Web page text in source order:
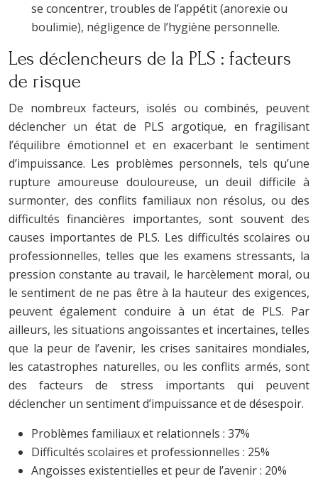
se concentrer, troubles de l’appétit (anorexie ou
boulimie), négligence de l’hygiène personnelle.
Les déclencheurs de la PLS : facteurs
de risque
De nombreux facteurs, isolés ou combinés, peuvent
déclencher un état de PLS argotique, en fragilisant
l’équilibre émotionnel et en exacerbant le sentiment
d’impuissance. Les problèmes personnels, tels qu’une
rupture amoureuse douloureuse, un deuil difficile à
surmonter, des conflits familiaux non résolus, ou des
difficultés financières importantes, sont souvent des
causes importantes de PLS. Les difficultés scolaires ou
professionnelles, telles que les examens stressants, la
pression constante au travail, le harcèlement moral, ou
le sentiment de ne pas être à la hauteur des exigences,
peuvent également conduire à un état de PLS. Par
ailleurs, les situations angoissantes et incertaines, telles
que la peur de l’avenir, les crises sanitaires mondiales,
les catastrophes naturelles, ou les conflits armés, sont
des facteurs de stress importants qui peuvent
déclencher un sentiment d’impuissance et de désespoir.
Problèmes familiaux et relationnels : 37%
Difficultés scolaires et professionnelles : 25%
Angoisses existentielles et peur de l’avenir : 20%